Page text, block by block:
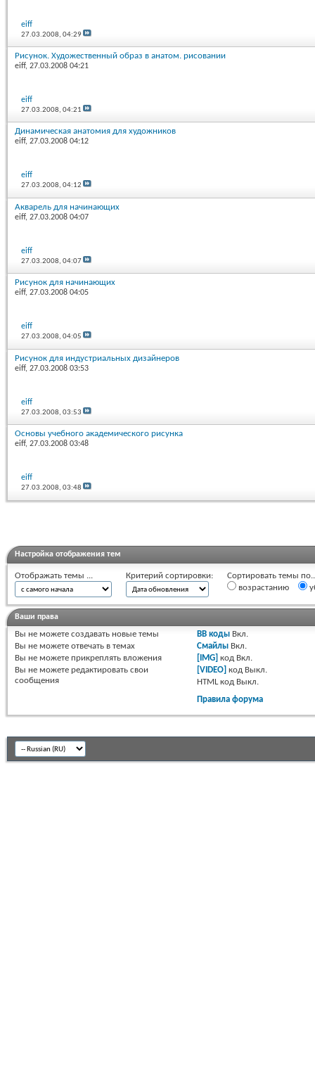
eiff
27.03.2008,04:29
Рисунок. Художественный образ в анатом. рисовании
eiff, 27.03.2008 04:21
eiff
27.03.2008,04:21
Динамическая анатомия для художников
eiff, 27.03.2008 04:12
eiff
27.03.2008,04:12
Акварель для начинающих
eiff, 27.03.2008 04:07
eiff
27.03.2008,04:07
Рисунок для начинающих
eiff, 27.03.2008 04:05
eiff
27.03.2008,04:05
Рисунок для индустриальных дизайнеров
eiff, 27.03.2008 03:53
eiff
27.03.2008,03:53
Основы учебного академического рисунка
eiff, 27.03.2008 03:48
eiff
27.03.2008,03:48
Настройка отображения тем
Отображать темы ... Критерий сортировки:
Сортировать темы
возрастанию
Ваши права
Вы не можете создавать новые темы
Вы не можете отвечать в темах
Вы не можете прикреплять вложения
Вы не можете редактировать свои
сообщения
BB коды Вкл.
Смайлы Вкл.
[IMG] код Вкл.
[VIDEO] код Выкл.
HTML код Выкл.
Правила форума